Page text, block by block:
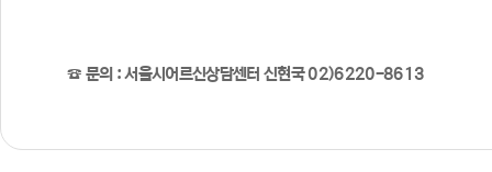
☎ 문의 :서울시어르신상담센터 신현국02)6220-8613